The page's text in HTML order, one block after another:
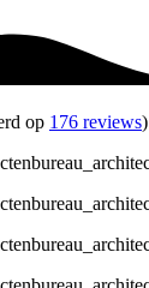
op 176 reviews)